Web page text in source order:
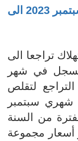
2023الى
تراجعا الى
في شهر
التراجع لتقلص
شهري سبتمبر
الفترة من السنة
مجموعة